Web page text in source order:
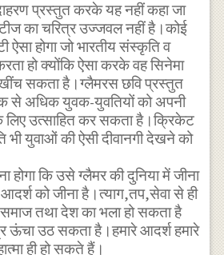
प्रस्तुत करके यह नहीं कहा जा
का चरित्र उज्जवल नहीं है।कोई
ऐसा होगा जो भारतीय संस्कृति व
हो क्योंकि ऐसा करके वह सिनेमा
खींच सकता है।ग्लैमरस छवि प्रस्तुत
से अधिक युवक-युवतियों को अपनी
उत्साहित कर सकता है।क्रिकेट
भी युवाओं की ऐसी दीवानगी देखने को
होगा कि उसे ग्लैमर की दुनिया में जीना
को जीना है।त्याग,तप,सेवा से ही
तथा देश का भला हो सकता है
ऊंचा उठ सकता है।हमारे आदर्श हमारे
ही हो सकते हैं।